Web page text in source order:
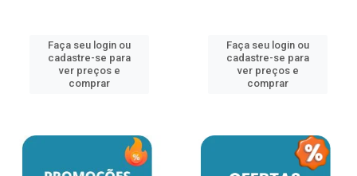
Faça seu login ou
cadastre-se para
ver preços e
comprar
Faça seu login ou
cadastre-se para
ver preços e
comprar